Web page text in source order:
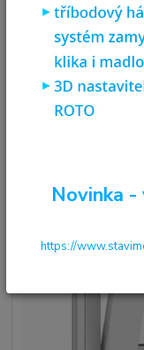
Plastová okna
PREMIUM 6000
plastové
sklopné,
Novinka
https://